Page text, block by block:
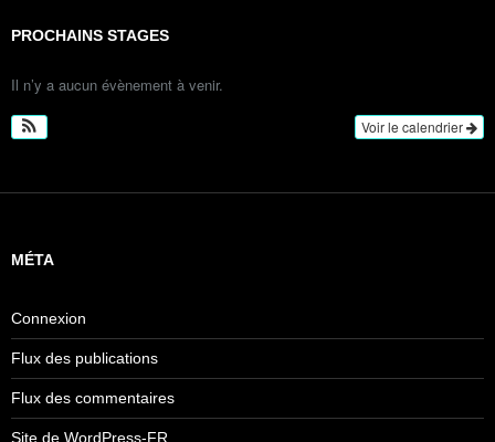
PROCHAINS STAGES
Il n’y a aucun évènement à venir.
Voir le calendrier
MÉTA
Connexion
Flux des publications
Flux des commentaires
Site de WordPress-FR